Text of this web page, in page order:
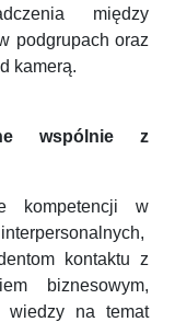
między
podgrupach oraz
kamerą.
wspólnie z
kompetencji w
kontaktu z
biznesowym,
wiedzy na temat